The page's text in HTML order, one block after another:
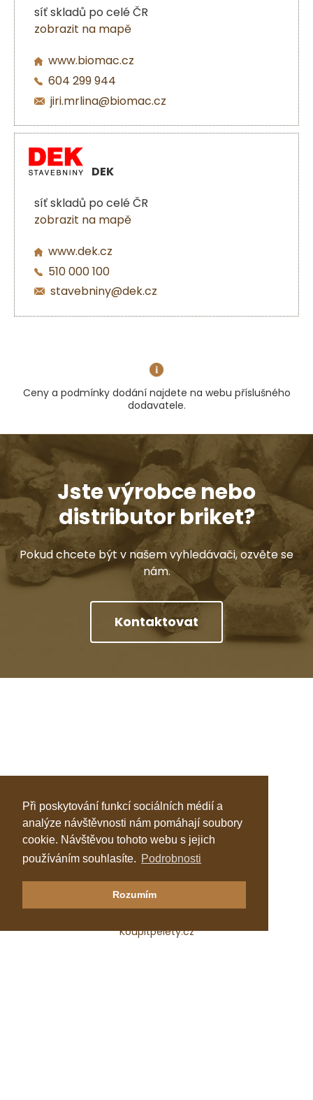
Při poskytování funkcí sociálních médií a
analýze návštěvnosti nám pomáhají soubory
cookie. Návštěvou tohoto webu s jejich
používáním souhlasíte. Podrobnosti
Rozumím
síť skladů po celé ČR
zobrazit na mapě
www.biomac.cz
604 299 944
jiri.mrlina@biomac.cz
DEK
síť skladů po celé ČR
zobrazit na mapě
www.dek.cz
510 000 100
stavebniny@dek.cz
Ceny a podmínky dodání najdete na webu příslušného
dodavatele.
Jste výrobce nebo
distributor briket?
Pokud chcete být v našem vyhledávači, ozvěte se
nám.
Kontaktovat
Klastr Česká peleta
Katalog topenářů
Koupitpelety.cz